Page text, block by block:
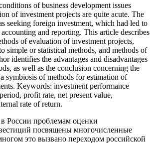
of business development issues
of investment projects are quite acute. The
seeking foreign investment, which had led to
and reporting. This article describes
of evaluation of investment projects,
simple or statistical methods, and methods of
identifies the advantages and disadvantages
as well as the conclusion concerning the
symbiosis of methods for estimation of
Keywords: investment performance
profit rate, net present value,
rate of return.
России проблемам оценки
посвящены многочисленные
это вызвано переходом российской